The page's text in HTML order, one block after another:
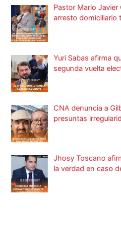
Pastor Mario
arresto domiciliario
Yuri Sabas afirma
segunda vuelta
CNA denuncia a
presuntas
Jhosy Toscano
la verdad en caso